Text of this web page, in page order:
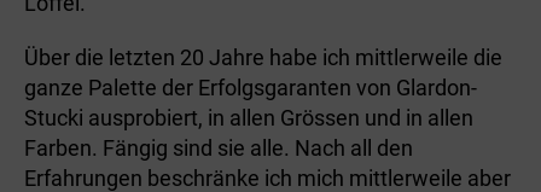
Über die letzten 20 Jahre habe ich mittlerweile die
ganze Palette der Erfolgsgaranten von Glardon-
Stucki ausprobiert, in allen Grössen und in allen
Farben. Fängig sind sie alle. Nach all den
Erfahrungen beschränke ich mich mittlerweile aber